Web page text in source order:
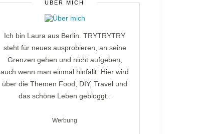
ÜBER MICH
Ich bin Laura aus Berlin. TRYTRYTRY
steht für neues ausprobieren, an seine
Grenzen gehen und nicht aufgeben,
auch wenn man einmal hinfällt. Hier wird
über die Themen Food, DIY, Travel und
das schöne Leben gebloggt..
Werbung